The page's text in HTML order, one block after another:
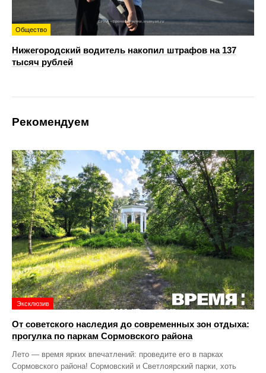
Общество
Нижегородский водитель накопил штрафов на 137
тысяч рублей
Рекомендуем
Эксклюзив
От советского наследия до современных зон отдыха:
прогулка по паркам Сормовского района
Лето — время ярких впечатлений: проведите его в парках
Сормовского района! Сормовский и Светлоярский парки, хоть